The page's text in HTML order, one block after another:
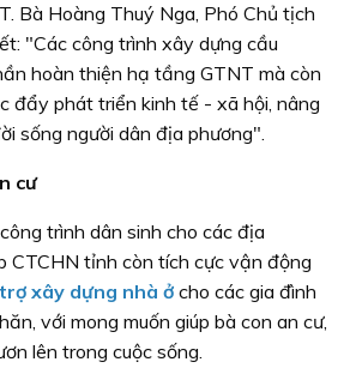
Bà Hoàng Thuý Nga, Phó Chủ tịch
"Các công trình xây dựng cầu
hoàn thiện hạ tầng GTNT mà còn
đẩy phát triển kinh tế - xã hội, nâng
sống người dân địa phương".
cư
trình dân sinh cho các địa
CTCHN tỉnh còn tích cực vận động
xây dựng nhà ở cho các gia đình
với mong muốn giúp bà con an cư,
lên trong cuộc sống.